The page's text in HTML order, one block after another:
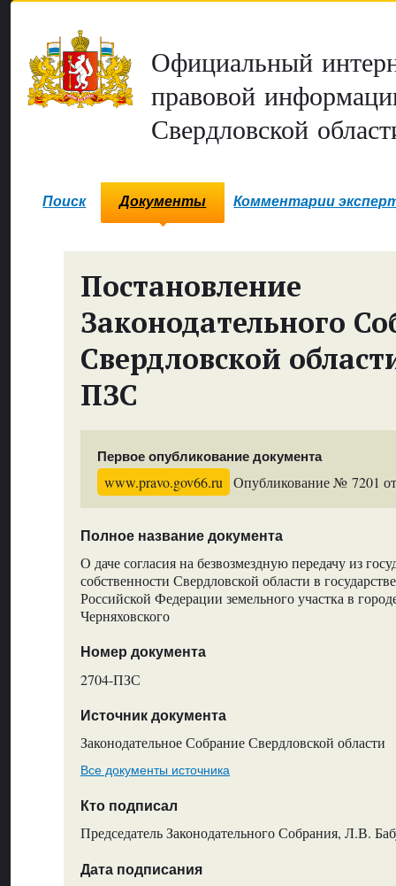
Официальный
правовой
Свердловской
Поиск Документы Комментарии
Постановление
Законодательного
Свердловской
ПЗС
Первое опубликование документа
www.pravo.gov66.ru Опубликование № 7201
Полное название документа
О даче согласия на безвозмездную передачу из
собственности Свердловской области в
Российской Федерации земельного участка в
Черняховского
Номер документа
2704-ПЗС
Источник документа
Законодательное Собрание Свердловской области
Все документы источника
Кто подписал
Председатель Законодательного Собрания, Л.В.
Дата подписания